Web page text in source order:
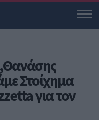
Στοίχημα
για τον